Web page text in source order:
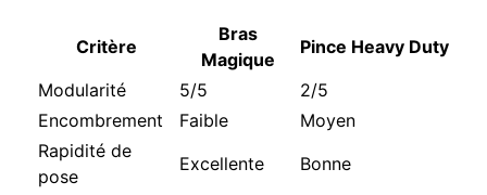
Critère
Bras
Magique
Pince Heavy Duty
Modularité
5/5
2/5
Encombrement
Faible
Moyen
Rapidité de
pose
Excellente
Bonne